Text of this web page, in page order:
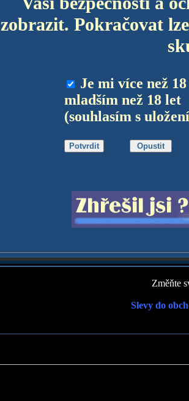
zobrazit. Pokračovat
Je mi více než
mladším než 18 let
(souhlasím s
Změňte
Slevy do